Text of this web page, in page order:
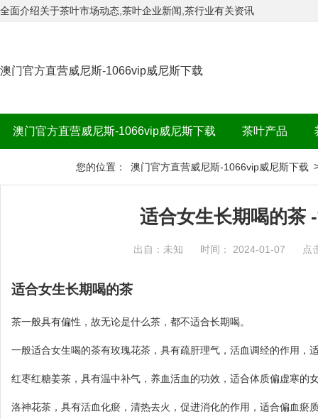
全面介绍关于茶叶市场动态,茶叶企业新闻,茶行业有关资讯
澳门官方直营威尼斯-1066vip威尼斯下载
澳门官方直营威尼斯-1066vip威尼斯下载 茶叶产品
您的位置： 澳门官方直营威尼斯-1066vip威尼斯下载
适合女生长期喝的茶
出自：未知 时间： 2024-01-07 点
适合女生长期喝的茶
茶一般具有偏性，故无论是什么茶，都不适合长期喝。
一般适合女生喝的茶有玫瑰花茶，具有疏肝理气，活血调经的作用，
红枣红糖姜茶，具有温中补气，养血活血的功效，适合体质偏虚寒的
洛神花茶，具有活血化瘀，清热去火，促进消化的作用，适合偏血瘀